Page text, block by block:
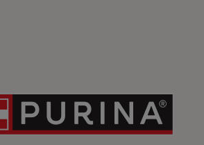
Contacta con Purina